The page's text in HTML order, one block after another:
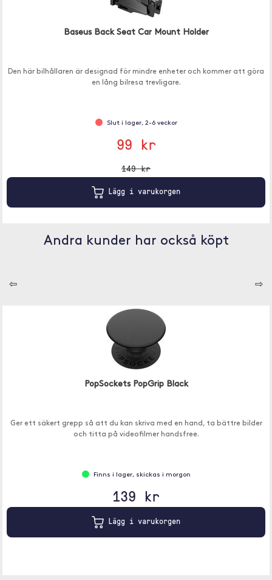
Baseus Back Seat Car Mount Holder
Den här bilhållaren är designad för mindre enheter och kommer att göra
en lång bilresa trevligare.
Slut i lager, 2-6 veckor
99 kr
149 kr
Lägg i varukorgen
Andra kunder har också köpt
⇦ ⇨
PopSockets PopGrip Black
Ger ett säkert grepp så att du kan skriva med en hand, ta bättre bilder
och titta på videofilmer handsfree.
Finns i lager, skickas i morgon
139 kr
Lägg i varukorgen